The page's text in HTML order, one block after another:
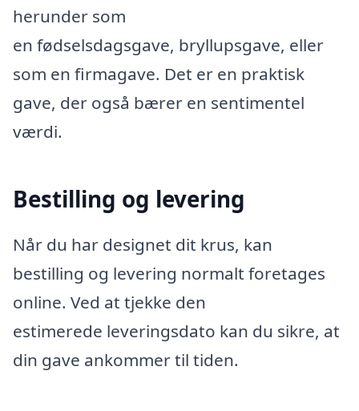
herunder som
en fødselsdagsgave, bryllupsgave, eller
som en firmagave. Det er en praktisk
gave, der også bærer en sentimentel
værdi.
Bestilling og levering
Når du har designet dit krus, kan
bestilling og levering normalt foretages
online. Ved at tjekke den
estimerede leveringsdato kan du sikre, at
din gave ankommer til tiden.